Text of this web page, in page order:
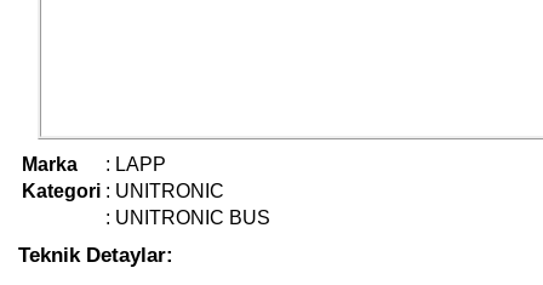
Marka : LAPP
Kategori : UNITRONIC
: UNITRONIC BUS
Teknik Detaylar: